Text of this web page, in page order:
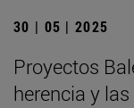
30 | 05 | 2025
Proyectos
herencia y